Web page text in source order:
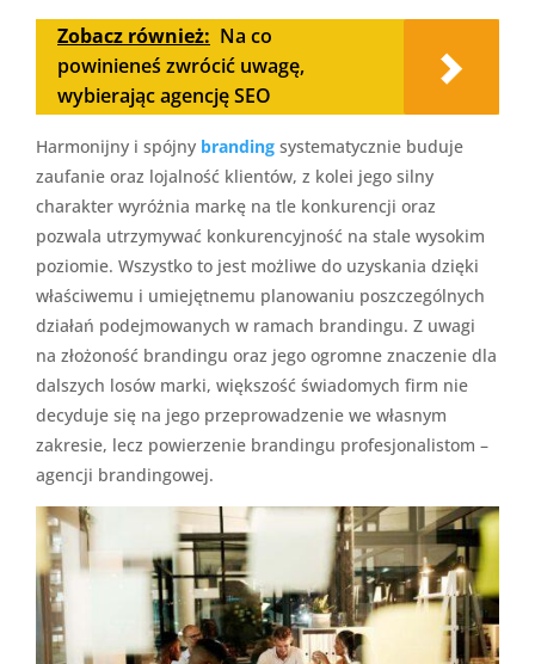
Zobacz również: Na co
powinieneś zwrócić uwagę,
wybierając agencję SEO
Harmonijny i spójny branding systematycznie buduje
zaufanie oraz lojalność klientów, z kolei jego silny
charakter wyróżnia markę na tle konkurencji oraz
pozwala utrzymywać konkurencyjność na stale wysokim
poziomie. Wszystko to jest możliwe do uzyskania dzięki
właściwemu i umiejętnemu planowaniu poszczególnych
działań podejmowanych w ramach brandingu. Z uwagi
na złożoność brandingu oraz jego ogromne znaczenie dla
dalszych losów marki, większość świadomych firm nie
decyduje się na jego przeprowadzenie we własnym
zakresie, lecz powierzenie brandingu profesjonalistom –
agencji brandingowej.